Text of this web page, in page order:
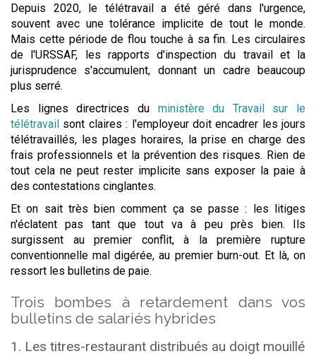
Depuis 2020, le télétravail a été géré dans l'urgence,
souvent avec une tolérance implicite de tout le monde.
Mais cette période de flou touche à sa fin. Les circulaires
de l'URSSAF, les rapports d'inspection du travail et la
jurisprudence s'accumulent, donnant un cadre beaucoup
plus serré.
Les lignes directrices du ministère du Travail sur le
télétravail sont claires : l'employeur doit encadrer les jours
télétravaillés, les plages horaires, la prise en charge des
frais professionnels et la prévention des risques. Rien de
tout cela ne peut rester implicite sans exposer la paie à
des contestations cinglantes.
Et on sait très bien comment ça se passe : les litiges
n'éclatent pas tant que tout va à peu près bien. Ils
surgissent au premier conflit, à la première rupture
conventionnelle mal digérée, au premier burn-out. Et là, on
ressort les bulletins de paie.
Trois bombes à retardement dans vos
bulletins de salariés hybrides
1. Les titres-restaurant distribués au doigt mouillé